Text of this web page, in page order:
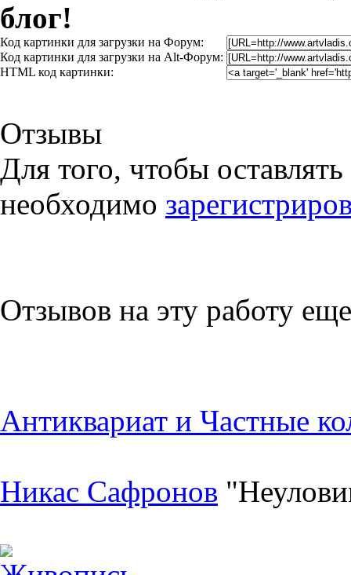
блог!
Код картинки для загрузки на Форум:
Код картинки для загрузки на Alt-Форум:
HTML код картинки:
Отзывы
Для того, чтобы
необходимо
Отзывов на эту работу
Антиквариат и Частные
Никас Сафронов